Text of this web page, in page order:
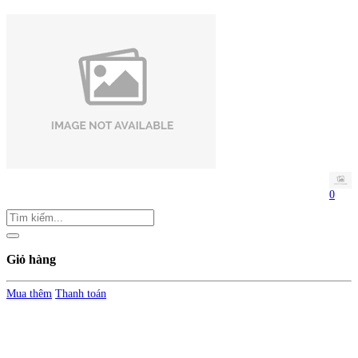
0
Giỏ hàng
Mua thêm Thanh toán